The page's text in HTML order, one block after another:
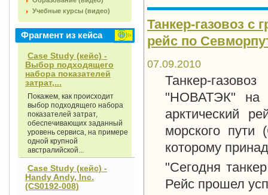
Учебные курсы (видео)
Фрагмент из кейса
Case Study (кейс) -
Выбор подходящего
набора показателей
затрат,...
Покажем, как происходит
выбор подходящего набора
показателей затрат,
обеспечивающих заданный
уровень сервиса, на примере
одной крупной
австралийской...
Case Study (кейс) -
Handy Andy, Inc.
(CS0192-008)
Танкер-газовоз
рейс по
07.09.2010
Танкер-
"НОВАТЭК" на
арктический
морского
которому
"Сегодня
Рейс прошел